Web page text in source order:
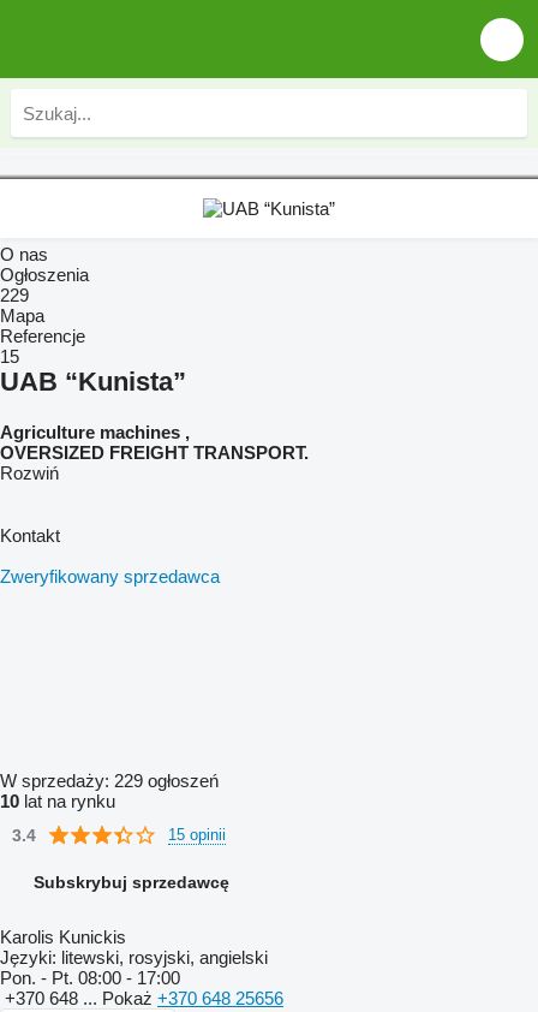
O nas
Ogłoszenia
229
Mapa
Referencje
15
UAB “Kunista”
Agriculture machines ,
OVERSIZED FREIGHT TRANSPORT.
Rozwiń
Kontakt
Zweryfikowany sprzedawca
W sprzedaży: 229 ogłoszeń
10 lat na rynku
3.4 15 opinii
Subskrybuj sprzedawcę
Karolis Kunickis
Języki: litewski, rosyjski, angielski
Pon. - Pt. 08:00 - 17:00
+370 648 ... Pokaż +370 648 25656